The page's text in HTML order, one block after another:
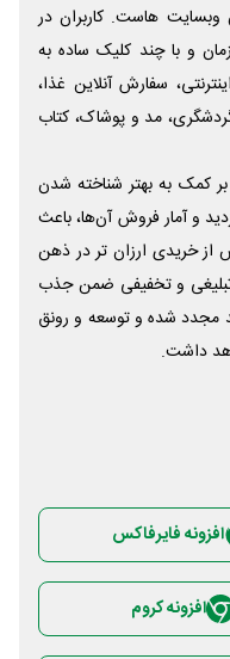
وبسایت ‌هاست. کاربران در
و با چند کلیک ساده به
سفارش آنلاین غذا،
مد و پوشاک، کتاب
بر کمک به بهتر شناخته شدن
و آمار فروش آن‌ها، باعث
خریدی ارزان تر در ذهن
و تخفیفی ضمن جذب
مجدد شده و توسعه و رونق
داشت.
افزونه فایرفاکس
افزونه کروم